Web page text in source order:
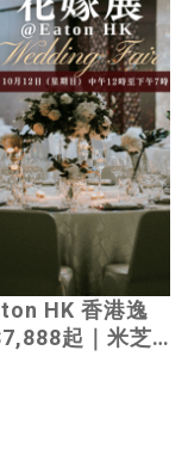
HK 香港逸
起｜米芝